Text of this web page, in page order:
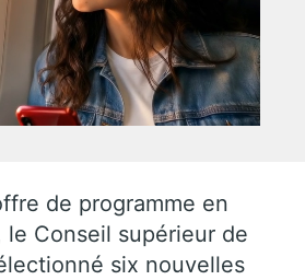
de programme en
Conseil supérieur de
six nouvelles